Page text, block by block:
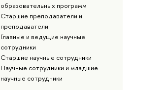
образовательных программ
Старшие преподаватели и
преподаватели
Главные и ведущие научные
сотрудники
Старшие научные сотрудники
Научные сотрудники и младшие
научные сотрудники